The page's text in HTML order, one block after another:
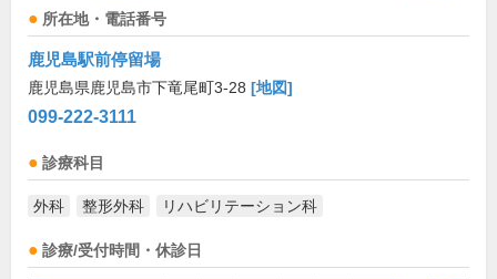
所在地・電話番号
鹿児島駅前停留場
鹿児島県鹿児島市下竜尾町3-28 [地図]
099-222-3111
診療科目
外科 整形外科 リハビリテーション科
診療/受付時間・休診日